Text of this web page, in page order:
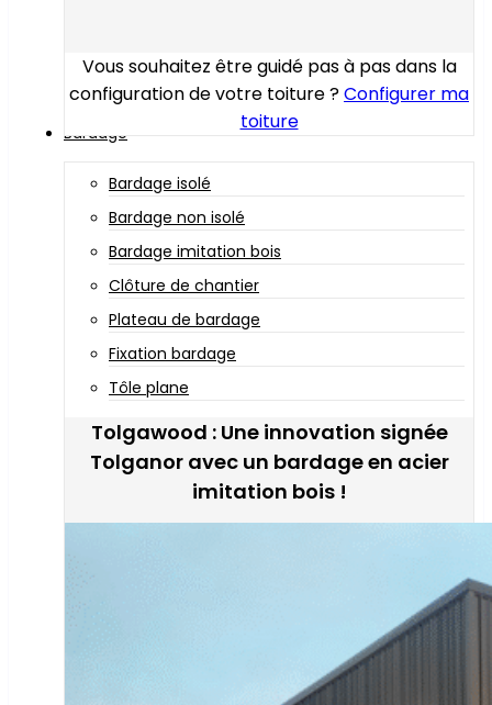
Vous souhaitez être guidé pas à pas dans la
configuration de votre toiture ?Configurer ma
toiture
Bardage
Bardage isolé
Bardage non isolé
Bardage imitation bois
Clôture de chantier
Plateau de bardage
Fixation bardage
Tôle plane
Tolgawood : Une innovation signée
Tolganor avec un bardage en acier
imitation bois !